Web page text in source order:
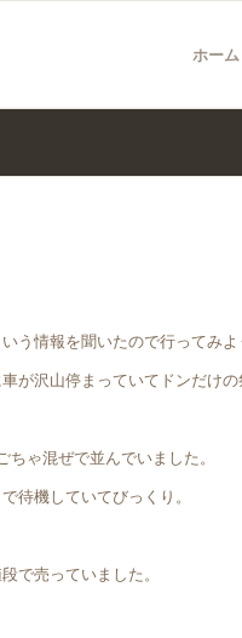
ホーム
情報を聞いたので行ってみよ
が沢山停まっていてドンだけの
ゃ混ぜで並んでいました。
待機していてびっくり。
で売っていました。